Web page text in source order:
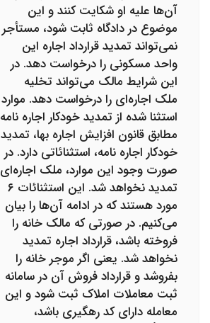
آن‌ها علیه او شکایت کنند و این
موضوع در دادگاه ثابت شود، مستأجر
نمی‌تواند تمدید قرارداد اجاره‌ این
واحد مسکونی را درخواست دهد. در
این شرایط مالک می‌تواند تخلیه
ملک اجاره‌ای را درخواست دهد. موارد
استثنا شده از تمدید خودکار اجاره نامه
مطابق قانون افزایش اجاره بها، تمدید
خودکار اجاره نامه، استثنائاتی دارد. در
صورت وجود این موارد، ملک اجاره‌ای
تمدید نخواهد شد. این استثنائات ۶
مورد هستند که در ادامه آن‌ها را بیان
می‌کنیم. در صورتی‌ که مالک خانه را
فروخته باشد، قرارداد اجاره تمدید
نخواهد شد. یعنی اگر موجر خانه را
بفروشد و قرارداد فروش آن در سامانه
ثبت معاملات املاک ثبت شود و این
معامله دارای کد رهگیری باشد،